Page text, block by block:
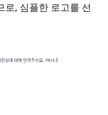
로, 심플한 로고를 선